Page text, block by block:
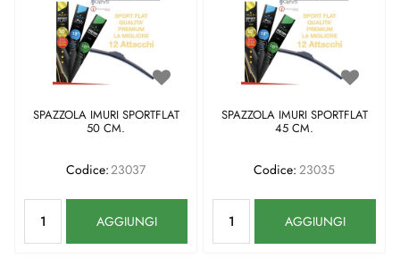
SPAZZOLA IMURI SPORTFLAT
50 CM.
Codice:23037
AGGIUNGI
SPAZZOLA IMURI SPORTFLAT
45 CM.
Codice: 23035
AGGIUNGI